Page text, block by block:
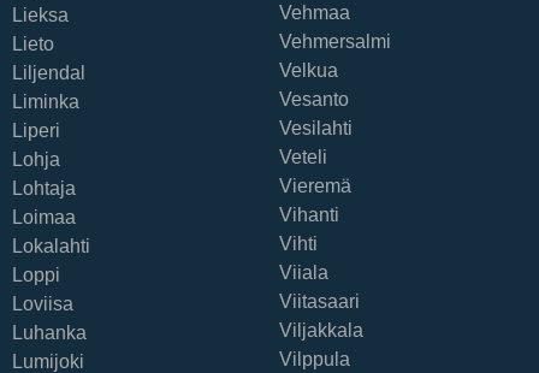
Lieksa
Lieto
Liljendal
Liminka
Liperi
Lohja
Lohtaja
Loimaa
Lokalahti
Loppi
Loviisa
Luhanka
Lumijoki
Vehmaa
Vehmersalmi
Velkua
Vesanto
Vesilahti
Veteli
Vieremä
Vihanti
Vihti
Viiala
Viitasaari
Viljakkala
Vilppula